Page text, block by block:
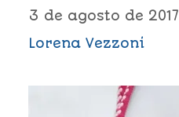
3 de agosto de 2017
Lorena Vezzoni